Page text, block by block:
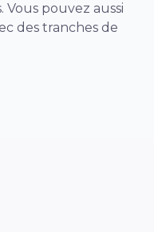
pouvez aussi
des tranches de